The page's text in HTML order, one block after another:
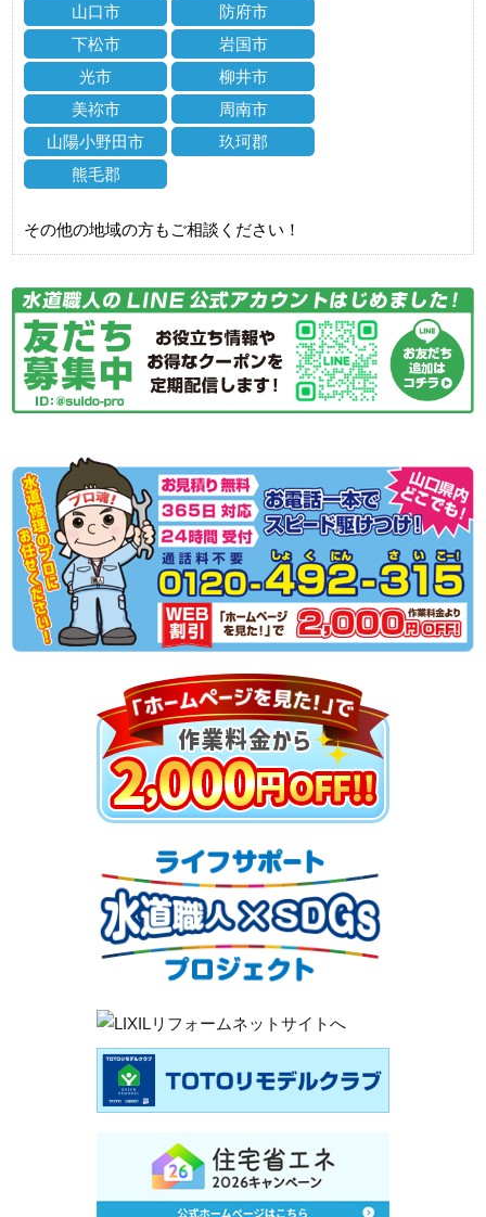
山口市
防府市
下松市
岩国市
光市
柳井市
美祢市
周南市
山陽小野田市
玖珂郡
熊毛郡
その他の地域の方もご相談ください！